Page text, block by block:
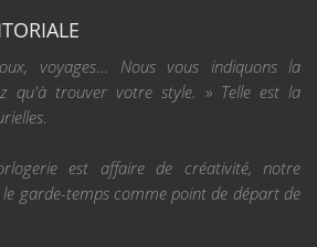
voyages... Nous vous indiquons la
qu'à trouver votre style. » Telle est la
est affaire de créativité, notre
garde-temps comme point de départ de